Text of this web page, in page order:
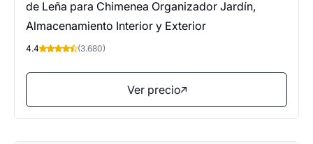
de Leña para Chimenea Organizador Jardín,
Almacenamiento Interior y Exterior
4.4 (3.680)
Ver precio